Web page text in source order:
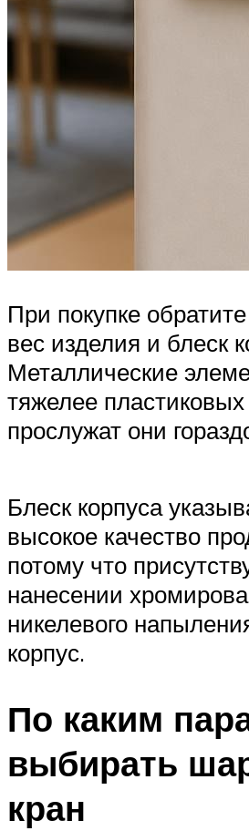
При покупке
вес изделия и блеск
Металлические
тяжелее
прослужат они
Блеск корпуса
высокое качество
потому что
нанесении
никелевого
корпус.
По каким
выбирать
кран